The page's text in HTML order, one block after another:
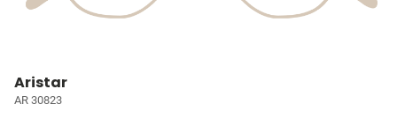
Aristar
AR 30823